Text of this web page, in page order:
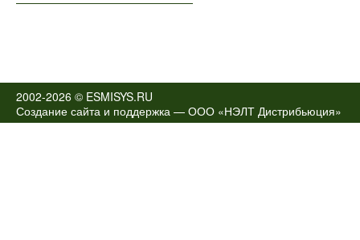
2002-2026 © ESMISYS.RU
Создание сайта и поддержка — ООО «НЭЛТ Дистрибьюция»